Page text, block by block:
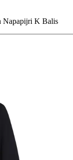
Napapijri K Balis